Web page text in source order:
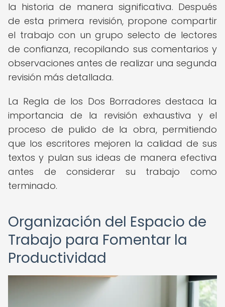
la historia de manera significativa. Después
de esta primera revisión, propone compartir
el trabajo con un grupo selecto de lectores
de confianza, recopilando sus comentarios y
observaciones antes de realizar una segunda
revisión más detallada.
La Regla de los Dos Borradores destaca la
importancia de la revisión exhaustiva y el
proceso de pulido de la obra, permitiendo
que los escritores mejoren la calidad de sus
textos y pulan sus ideas de manera efectiva
antes de considerar su trabajo como
terminado.
Organización del Espacio de
Trabajo para Fomentar la
Productividad